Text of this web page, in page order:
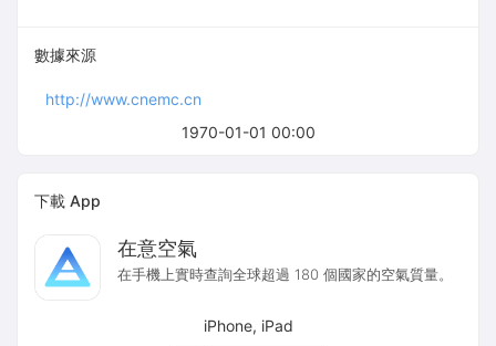
1970-01-01 00:00
數據來源
http://www.cnemc.cn
下載 App
在意空氣
在手機上實時查詢全球超過 180 個國家的空氣質量。
iPhone, iPad